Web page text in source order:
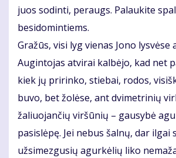
juos sodinti, peraugs. Palaukite
besidomintiems.
Gražūs, visi lyg vienas Jono lysvėse
Augintojas atvirai kalbėjo, kad net
kiek jų pririnko, stiebai, rodos,
buvo, bet žolėse, ant dvimetrinių
žaliuojančių viršūnių – gausybė
pasislėpę. Jei nebus šalnų, dar ilgai
užsimezgusių agurkėlių liko